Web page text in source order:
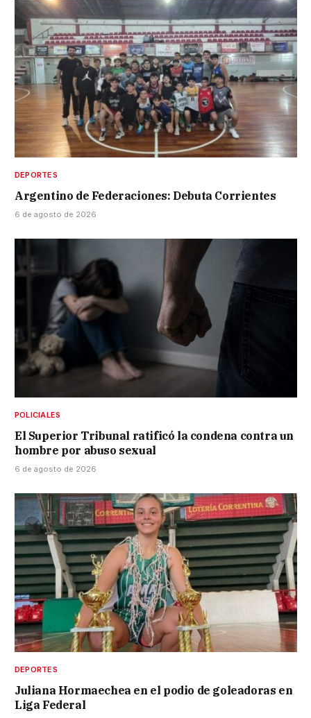
DEPORTES
Argentino de Federaciones: Debuta Corrientes
6 de agosto de 2026
POLICIALES
El Superior Tribunal ratificó la condena contra un
hombre por abuso sexual
6 de agosto de 2026
DEPORTES
Juliana Hormaechea en el podio de goleadoras en
Liga Federal